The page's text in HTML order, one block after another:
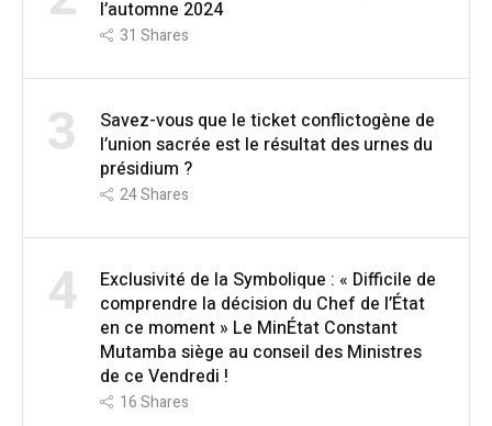
l’automne 2024
31 Shares
3
Savez-vous que le ticket conflictogène de
l’union sacrée est le résultat des urnes du
présidium ?
24Shares
4
Exclusivité de la Symbolique : « Difficile de
comprendre la décision du Chef de l’État
en ce moment » Le MinÉtat Constant
Mutamba siège au conseil des Ministres
de ce Vendredi !
16Shares